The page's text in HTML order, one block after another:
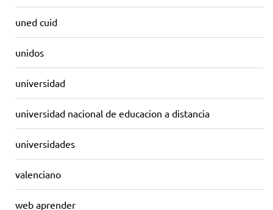
uned cuid
unidos
universidad
universidad nacional de educacion a distancia
universidades
valenciano
web aprender